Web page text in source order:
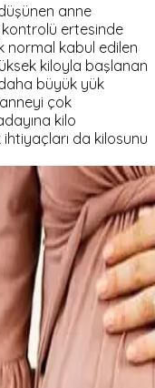
anne
kontrolü ertesinde
normal kabul edilen
kiloyla başlanan
büyük yük
çok
kilo
ihtiyaçları da kilosunu